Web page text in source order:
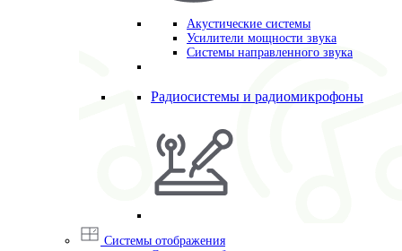
Акустические системы
Усилители мощности звука
Системы направленного звука
Радиосистемы и радиомикрофоны
Системы отображения